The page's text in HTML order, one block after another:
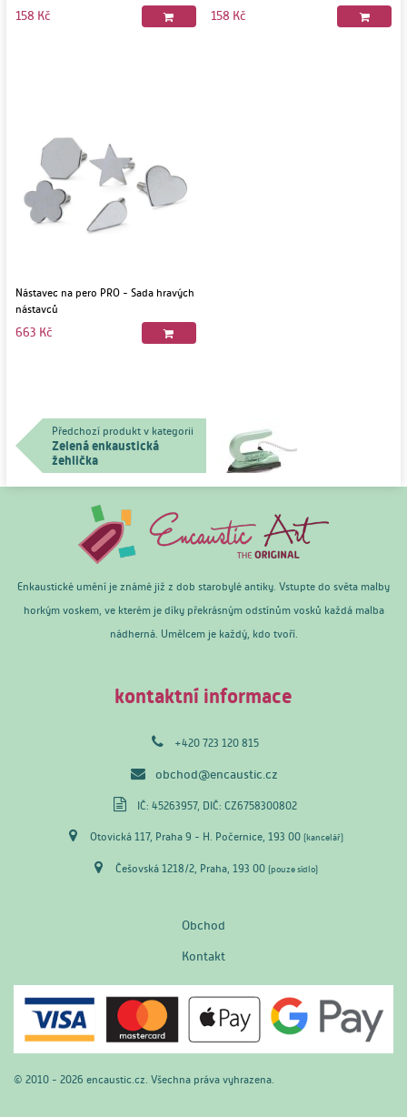
158 Kč 158 Kč
Nástavec na pero PRO - Sada hravých
nástavců
663 Kč
Předchozí produkt v kategorii
Zelená enkaustická
žehlička
Enkaustické umění je známé již z dob starobylé antiky. Vstupte do světa malby
horkým voskem, ve kterém je díky překrásným odstínům vosků každá malba
nádherná. Umělcem je každý, kdo tvoří.
kontaktní informace
+420 723 120 815
obchod@encaustic.cz
IČ: 45263957, DIČ: CZ6758300802
Otovická 117, Praha 9 - H. Počernice, 193 00 (kancelář)
Češovská 1218/2, Praha, 193 00 (pouze sídlo)
Obchod
Kontakt
© 2010 - 2026 encaustic.cz. Všechna práva vyhrazena.